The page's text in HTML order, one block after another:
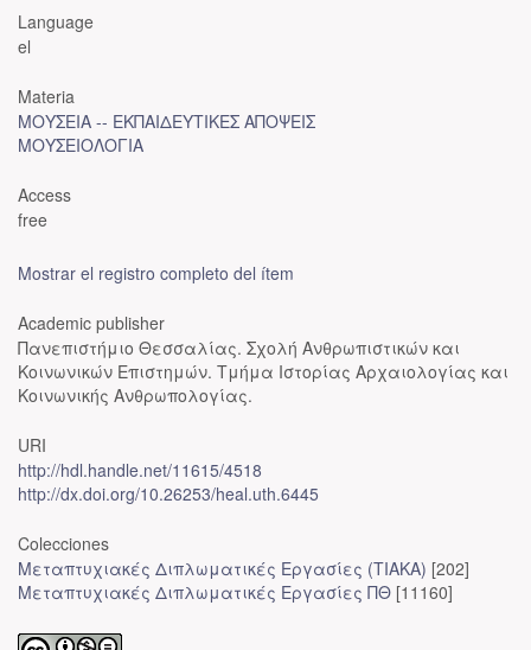
Language
el
Materia
ΜΟΥΣΕΙΑ -- ΕΚΠΑΙΔΕΥΤΙΚΕΣ ΑΠΟΨΕΙΣ
ΜΟΥΣΕΙΟΛΟΓΙΑ
Access
free
Mostrar el registro completo del ítem
Academic publisher
Πανεπιστήμιο Θεσσαλίας. Σχολή Ανθρωπιστικών και
Κοινωνικών Επιστημών. Τμήμα Ιστορίας Αρχαιολογίας και
Κοινωνικής Ανθρωπολογίας.
URI
http://hdl.handle.net/11615/4518
http://dx.doi.org/10.26253/heal.uth.6445
Colecciones
Μεταπτυχιακές Διπλωματικές Εργασίες (ΤΙΑΚΑ) [202]
Μεταπτυχιακές Διπλωματικές Εργασίες ΠΘ [11160]